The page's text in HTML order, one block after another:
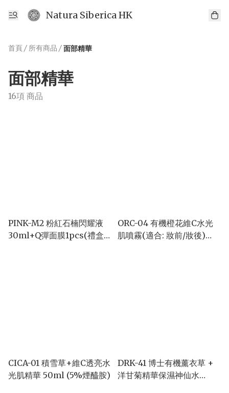
Natura Siberica HK
首頁/ 所有商品 /面部精華
面部精華
16項 商品
PINK-M2 粉紅石楠閃耀液
30ml+Q彈面膜1pcs(禮盒
ORC-04 有機橙花維C水光
肌噴霧(適合: 妝前/妝後)
CICA-01 積雪草+維C透亮水
光肌精華 50ml (5%煙醯胺)
DRK-41 博士有機薰衣草 +
洋甘菊精華保濕神仙水